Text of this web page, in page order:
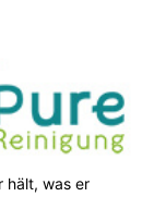
hält, was er